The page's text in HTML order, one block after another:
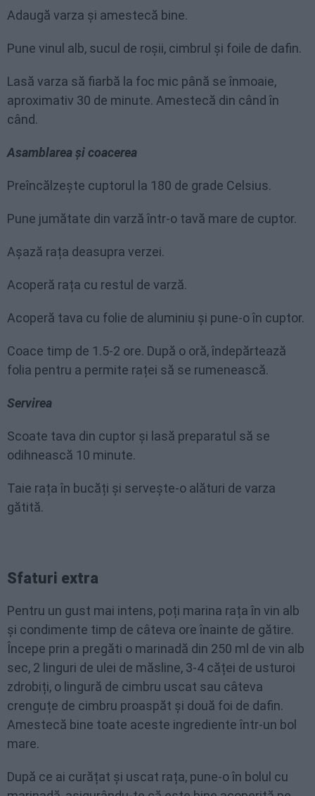
Adaugă varza și amestecă bine.
Pune vinul alb, sucul de roșii, cimbrul și foile de dafin.
Lasă varza să fiarbă la foc mic până se înmoaie,
aproximativ 30 de minute. Amestecă din când în
când.
Asamblarea și coacerea
Preîncălzește cuptorul la 180 de grade Celsius.
Pune jumătate din varză într-o tavă mare de cuptor.
Așază rața deasupra verzei.
Acoperă rața cu restul de varză.
Acoperă tava cu folie de aluminiu și pune-o în cuptor.
Coace timp de 1.5-2 ore. După o oră, îndepărtează
folia pentru a permite raței să se rumenească.
Servirea
Scoate tava din cuptor și lasă preparatul să se
odihnească 10 minute.
Taie rața în bucăți și servește-o alături de varza
gătită.
Sfaturi extra
Pentru un gust mai intens, poți marina rața în vin alb
și condimente timp de câteva ore înainte de gătire.
Începe prin a pregăti o marinadă din 250 ml de vin alb
sec, 2 linguri de ulei de măsline, 3-4 căței de usturoi
zdrobiți, o lingură de cimbru uscat sau câteva
crenguțe de cimbru proaspăt și două foi de dafin.
Amestecă bine toate aceste ingrediente într-un bol
mare.
După ce ai curățat și uscat rața, pune-o în bolul cu